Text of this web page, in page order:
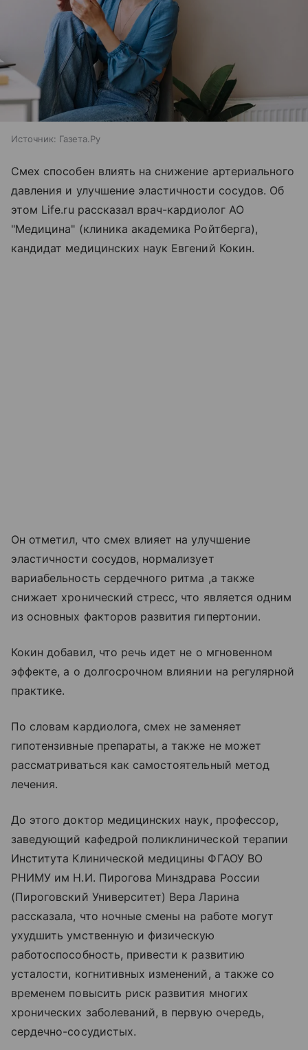
Источник: Газета.Ру
Смех способен влиять на снижение артериального
давления и улучшение эластичности сосудов. Об
этом Life.ru рассказал врач-кардиолог АО
"Медицина" (клиника академика Ройтберга),
кандидат медицинских наук Евгений Кокин.
Он отметил, что смех влияет на улучшение
эластичности сосудов, нормализует
вариабельность сердечного ритма ,а также
снижает хронический стресс, что является одним
из основных факторов развития гипертонии.
Кокин добавил, что речь идет не о мгновенном
эффекте, а о долгосрочном влиянии на регулярной
практике.
По словам кардиолога, смех не заменяет
гипотензивные препараты, а также не может
рассматриваться как самостоятельный метод
лечения.
До этого доктор медицинских наук, профессор,
заведующий кафедрой поликлинической терапии
Института Клинической медицины ФГАОУ ВО
РНИМУ им Н.И. Пирогова Минздрава России
(Пироговский Университет) Вера Ларина
рассказала, что ночные смены на работе могут
ухудшить умственную и физическую
работоспособность, привести к развитию
усталости, когнитивных изменений, а также со
временем повысить риск развития многих
хронических заболеваний, в первую очередь,
сердечно-сосудистых.